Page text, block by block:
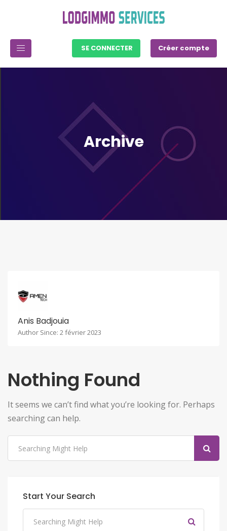
SE CONNECTER Créer compte
Archive
Anis Badjouia
Author Since: 2 février 2023
Nothing Found
It seems we can’t find what you’re looking for. Perhaps
searching can help.
Start Your Search